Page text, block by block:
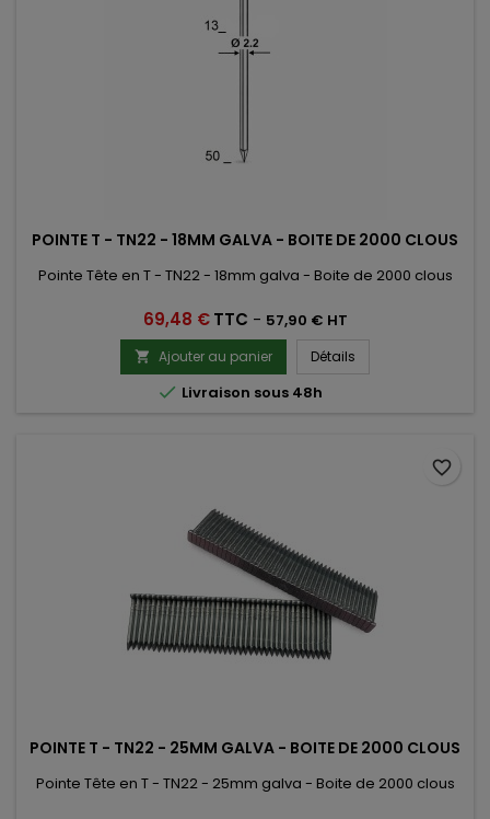
POINTE T - TN22 - 18MM GALVA - BOITE DE 2000 CLOUS
Pointe Tête en T - TN22 - 18mm galva - Boite de 2000 clous
Prix
69,48 € TTC - 57,90 € HT
 Ajouter au panier Détails
 Livraison sous 48h
POINTE T - TN22 - 25MM GALVA - BOITE DE 2000 CLOUS
Pointe Tête en T - TN22 - 25mm galva - Boite de 2000 clous
favorite_border